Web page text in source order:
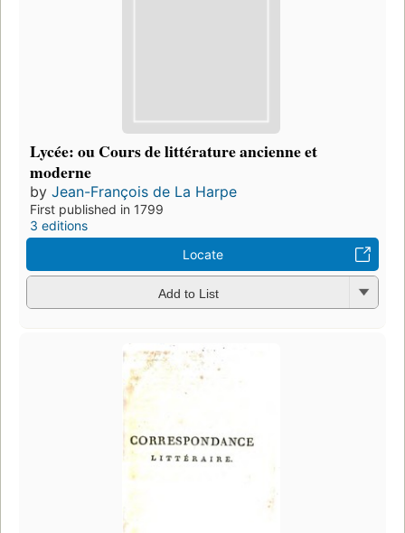
Lycée: ou Cours de littérature ancienne et
moderne
by Jean-François de La Harpe
First published in 1799
3 editions
Locate
Add to List